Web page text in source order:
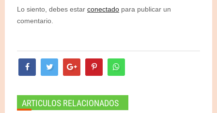
Lo siento, debes estar conectado para publicar un
comentario.
ARTICULOS RELACIONADOS